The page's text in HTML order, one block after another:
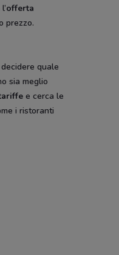
offerta
prezzo.
quale
sia meglio
e cerca le
i ristoranti